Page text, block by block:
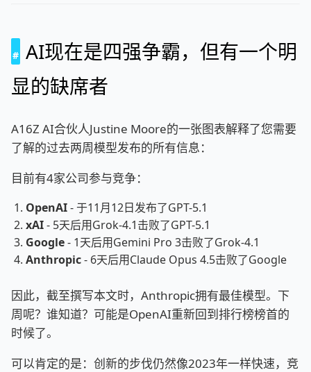
AI现在是四强争霸，但有一个明
显的缺席者
A16Z AI合伙人Justine Moore的一张图表解释了您需要
了解的过去两周模型发布的所有信息：
目前有4家公司参与竞争：
OpenAI- 于11月12日发布了GPT-5.1
xAI- 5天后用Grok-4.1击败了GPT-5.1
Google- 1天后用Gemini Pro 3击败了Grok-4.1
Anthropic- 6天后用Claude Opus 4.5击败了Google
因此，截至撰写本文时，Anthropic拥有最佳模型。下
周呢？谁知道？可能是OpenAI重新回到排行榜榜首的
时候了。
可以肯定的是：创新的步伐仍然像2023年一样快速，竞